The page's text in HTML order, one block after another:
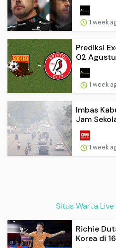
1 week
Prediksi
02
1 week
Imbas
Jam
1 week
Situs Warta
Richie
Korea di